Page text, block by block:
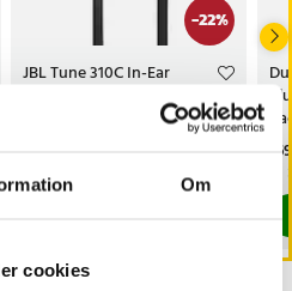
Om
cookies
-22%
JBL Tune 310C In-Ear
Headset med USB-C -
I lager, levereras inom 1-2 vardagar